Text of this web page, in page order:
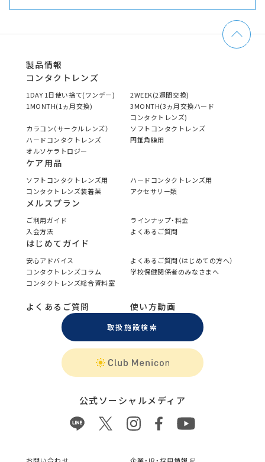
製品情報
コンタクトレンズ
1DAY 1日使い捨て(ワンデー)
2WEEK(2週間交換)
1MONTH(1ヵ月交換)
3MONTH(3ヵ月交換ハード
コンタクトレンズ)
カラコン（サークルレンズ）
ソフトコンタクトレンズ
ハードコンタクトレンズ
円錐角膜用
オルソケラトロジー
ケア用品
ソフトコンタクトレンズ用
ハードコンタクトレンズ用
コンタクトレンズ装着薬
アクセサリー類
メルスプラン
ご利用ガイド
ラインナップ・料金
入会方法
よくあるご質問
はじめてガイド
安心アドバイス
よくあるご質問（はじめての方へ）
コンタクトレンズコラム
学校保健関係者のみなさまへ
コンタクトレンズ総合資料室
よくあるご質問 使い方動画
取扱施設検索
公式ソーシャルメディア
お問い合わせ 企業・IR・採用情報